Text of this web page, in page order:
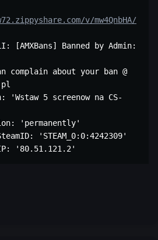
v/mw4QnbHA/
[AMXBans] Banned by Admin:
complain about your ban @
'Wstaw 5 screenow na CS-
'permanently'
'STEAM_0:0:4242309'
IP: '80.51.121.2'